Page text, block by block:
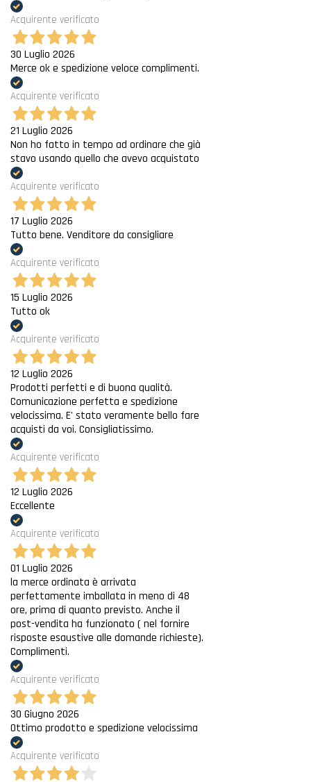
Acquirente verificato
30 Luglio 2026
Merce ok e spedizione veloce complimenti.
Acquirente verificato
21 Luglio 2026
Non ho fatto in tempo ad ordinare che già
stavo usando quello che avevo acquistato
Acquirente verificato
17 Luglio 2026
Tutto bene. Venditore da consigliare
Acquirente verificato
15 Luglio 2026
Tutto ok
Acquirente verificato
12 Luglio 2026
Prodotti perfetti e di buona qualità.
Comunicazione perfetta e spedizione
velocissima. E' stato veramente bello fare
acquisti da voi. Consigliatissimo.
Acquirente verificato
12 Luglio 2026
Eccellente
Acquirente verificato
01 Luglio 2026
la merce ordinata è arrivata
perfettamente imballata in meno di 48
ore, prima di quanto previsto. Anche il
post-vendita ha funzionato ( nel fornire
risposte esaustive alle domande richieste).
Complimenti.
Acquirente verificato
30 Giugno 2026
Ottimo prodotto e spedizione velocissima
Acquirente verificato